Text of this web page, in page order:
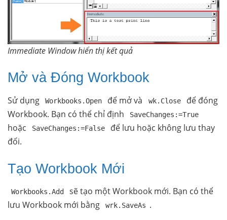
Immediate Window hiển thị kết quả
Mở và Đóng Workbook
Sử dụng Workbooks.Open để mở và wk.Close
để đóng
Workbook. Bạn có thể chỉ định
SaveChanges:=True
hoặc SaveChanges:=False
để lưu hoặc không lưu thay
đổi.
Tạo Workbook Mới
Workbooks.Add
sẽ tạo một Workbook mới. Bạn có thể
lưu Workbook mới bằng
wrk.SaveAs .